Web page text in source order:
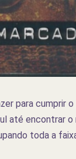
para cumprir
até encontrar
toda a